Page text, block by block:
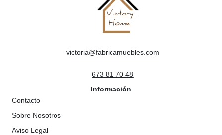
victoria@fabricamuebles.com
673 81 70 48
Información
Contacto
Sobre Nosotros
Aviso Legal